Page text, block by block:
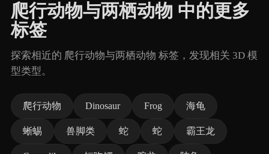
爬行动物与两栖动物 中的更多
标签
探索相近的 爬行动物与两栖动物 标签，发现相关 3D 模
型类型。
爬行动物 Dinosaur Frog 海龟
蜥蜴 兽脚类 蛇 蛇 霸王龙